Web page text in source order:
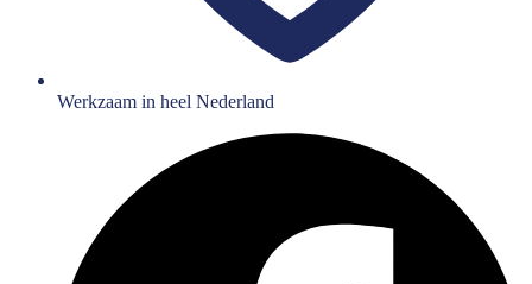
Werkzaam in heel Nederland